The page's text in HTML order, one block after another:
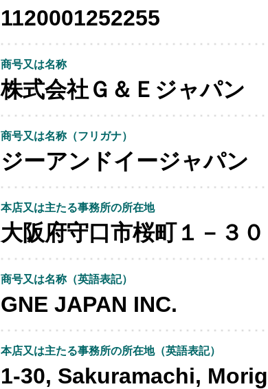
1120001252255
商号又は名称
株式会社Ｇ＆Ｅジャパン
商号又は名称（フリガナ）
ジーアンドイージャパン
本店又は主たる事務所の所在地
大阪府守口市桜町１－３０
商号又は名称（英語表記）
GNE JAPAN INC.
本店又は主たる事務所の所在地（英語表記）
1-30, Sakuramachi,